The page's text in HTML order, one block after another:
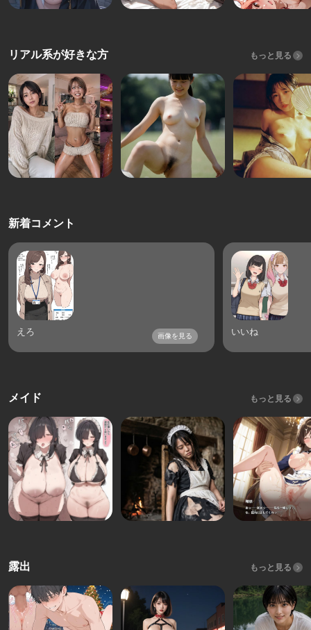
リアル系が好きな方 もっと見る
新着コメント
えろ 画像を見る いいね
メイド もっと見る
露出 もっと見る